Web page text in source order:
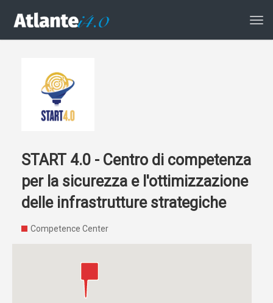
START 4.0 - Centro di competenza
per la sicurezza e l'ottimizzazione
delle infrastrutture strategiche
Competence Center